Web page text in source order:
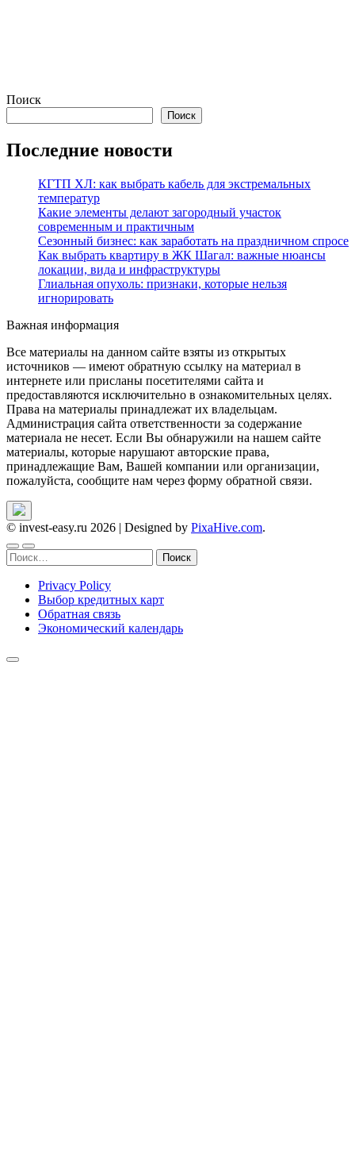
Поиск
Поиск
Последние новости
КГТП ХЛ: как выбрать кабель для экстремальных
температур
Какие элементы делают загородный участок
современным и практичным
Сезонный бизнес: как заработать на праздничном спросе
Как выбрать квартиру в ЖК Шагал: важные нюансы
локации, вида и инфраструктуры
Глиальная опухоль: признаки, которые нельзя
игнорировать
Важная информация
Все материалы на данном сайте взяты из открытых
источников — имеют обратную ссылку на материал в
интернете или присланы посетителями сайта и
предоставляются исключительно в ознакомительных целях.
Права на материалы принадлежат их владельцам.
Администрация сайта ответственности за содержание
материала не несет. Если Вы обнаружили на нашем сайте
материалы, которые нарушают авторские права,
принадлежащие Вам, Вашей компании или организации,
пожалуйста, сообщите нам через форму обратной связи.
© invest-easy.ru 2026 | Designed by PixaHive.com.
Найти:
Privacy Policy
Выбор кредитных карт
Обратная связь
Экономический календарь